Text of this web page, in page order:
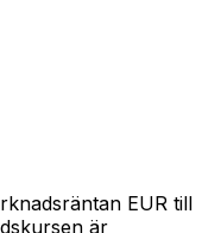
EUR till
är